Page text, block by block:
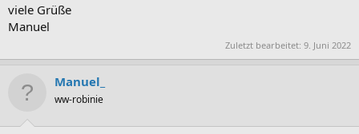
viele Grüße
Manuel
Zuletzt bearbeitet: 9. Juni 2022
Manuel_
ww-robinie